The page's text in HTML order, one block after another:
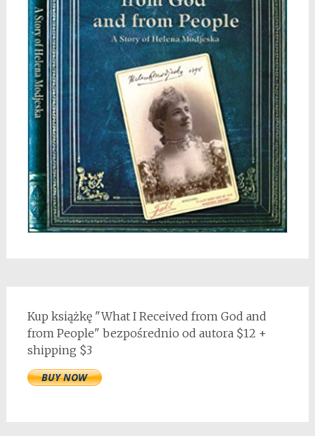
Kup książkę "What I Received from God and
from People" bezpośrednio od autora $12 +
shipping $3